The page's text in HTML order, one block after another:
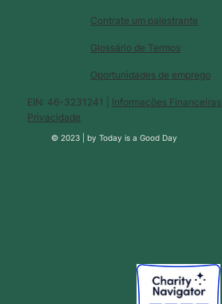
Glossário de Termos
Contrate um palestrante
Oportunidades de emprego
EIN: 46-3231241 | Informações Financeiras
Privacidade
© 2023 |byToday is a Good Day